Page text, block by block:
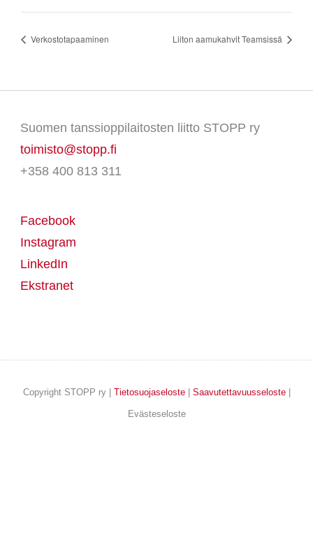
Verkostotapaaminen Liiton aamukahvit Teamsissä
Suomen tanssioppilaitosten liitto STOPP ry
toimisto@stopp.fi
+358 400 813 311
Facebook
Instagram
LinkedIn
Ekstranet
Copyright STOPP ry | Tietosuojaseloste| Saavutettavuusseloste|
Evästeseloste